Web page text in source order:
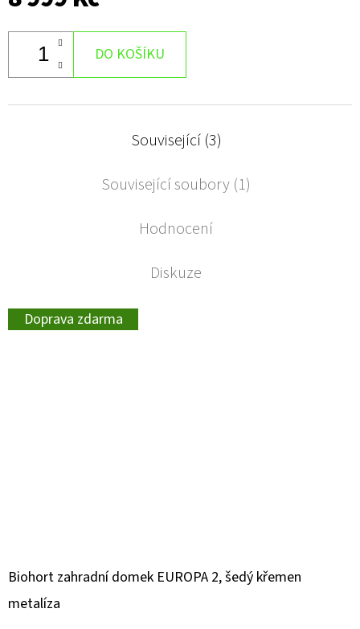
DO KOŠÍKU
Související (3)
Související soubory (1)
Hodnocení
Diskuze
Doprava zdarma
Biohort zahradní domek EUROPA 2, šedý křemen
metalíza